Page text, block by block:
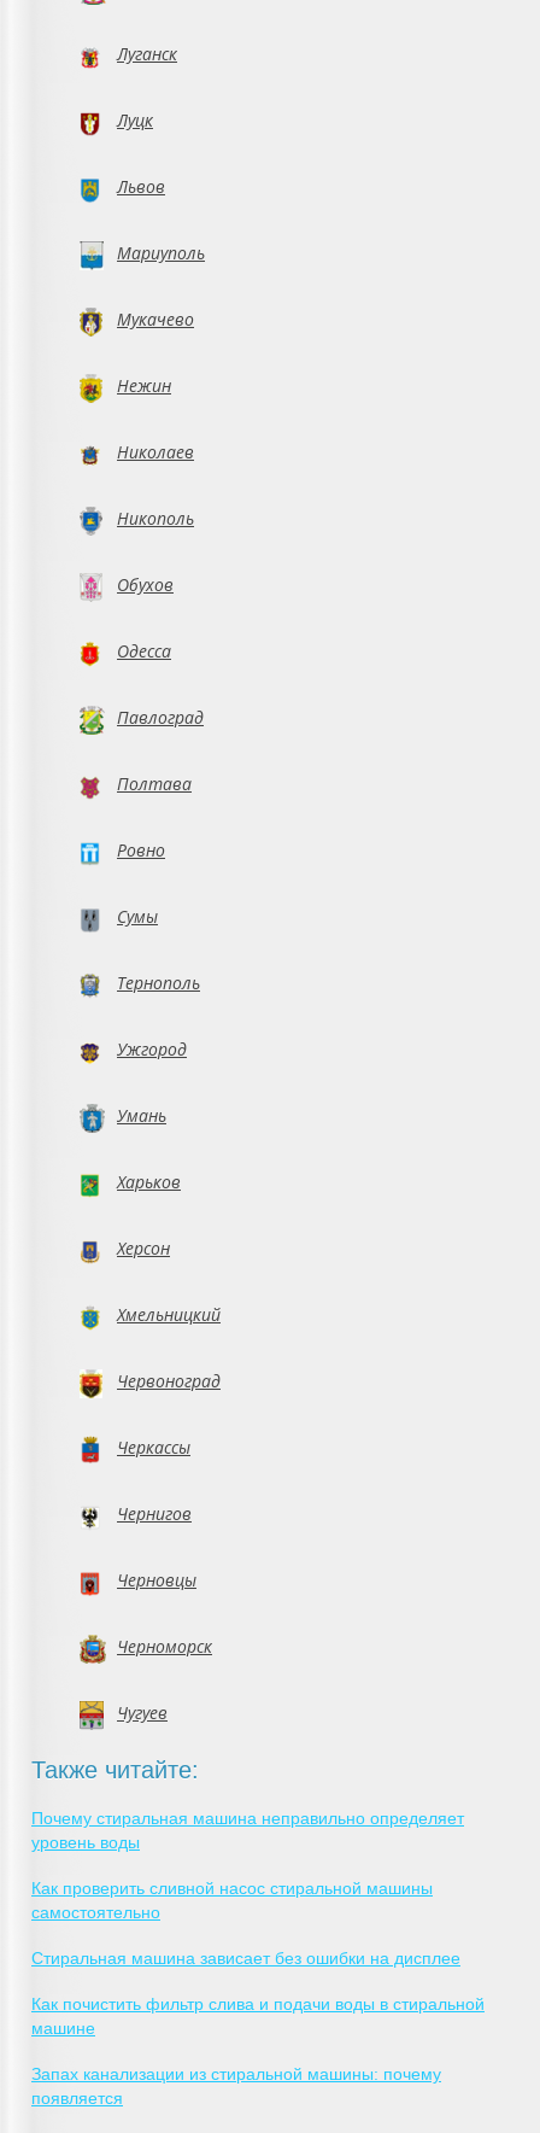
Луганск
Луцк
Львов
Мариуполь
Мукачево
Нежин
Николаев
Никополь
Обухов
Одесса
Павлоград
Полтава
Ровно
Сумы
Тернополь
Ужгород
Умань
Харьков
Херсон
Хмельницкий
Червоноград
Черкассы
Чернигов
Черновцы
Черноморск
Чугуев
Также читайте:
Почему стиральная машина неправильно определяет
уровень воды
Как проверить сливной насос стиральной машины
самостоятельно
Стиральная машина зависает без ошибки на дисплее
Как почистить фильтр слива и подачи воды в стиральной
машине
Запах канализации из стиральной машины: почему
появляется